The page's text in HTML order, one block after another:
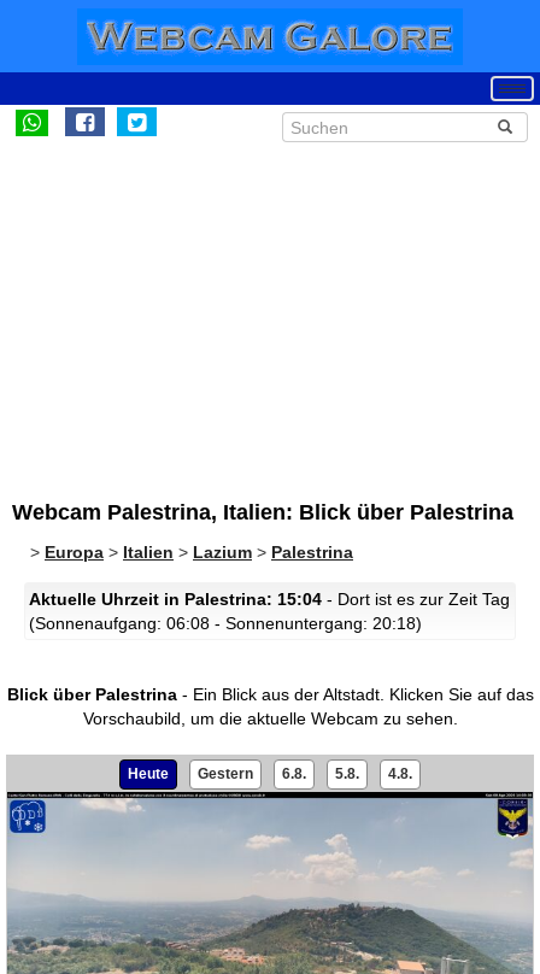
Webcam Palestrina, Italien: Blick über Palestrina
> Europa > Italien > Lazium > Palestrina
Aktuelle Uhrzeit in Palestrina: 15:04 - Dort ist es zur Zeit Tag
(Sonnenaufgang: 06:08 - Sonnenuntergang: 20:18)
Blick über Palestrina- Ein Blick aus der Altstadt. Klicken Sie auf das
Vorschaubild, um die aktuelle Webcam zu sehen.
Heute Gestern 6.8. 5.8. 4.8.